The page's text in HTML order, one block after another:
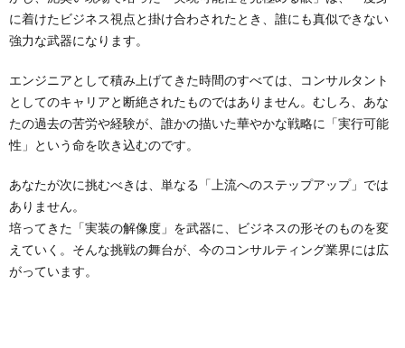
に着けたビジネス視点と掛け合わされたとき、誰にも真似できない
強力な武器になります。
エンジニアとして積み上げてきた時間のすべては、コンサルタント
としてのキャリアと断絶されたものではありません。むしろ、あな
たの過去の苦労や経験が、誰かの描いた華やかな戦略に「実行可能
性」という命を吹き込むのです。
あなたが次に挑むべきは、単なる「上流へのステップアップ」では
ありません。
培ってきた「実装の解像度」を武器に、ビジネスの形そのものを変
えていく。そんな挑戦の舞台が、今のコンサルティング業界には広
がっています。